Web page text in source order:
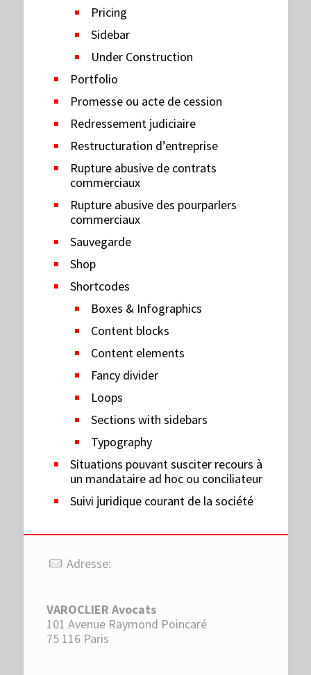
Pricing
Sidebar
Under Construction
Portfolio
Promesse ou acte de cession
Redressement judiciaire
Restructuration d’entreprise
Rupture abusive de contrats
commerciaux
Rupture abusive des pourparlers
commerciaux
Sauvegarde
Shop
Shortcodes
Boxes & Infographics
Content blocks
Content elements
Fancy divider
Loops
Sections with sidebars
Typography
Situations pouvant susciter recours à
un mandataire ad hoc ou conciliateur
Suivi juridique courant de la société
Adresse:
VAROCLIER Avocats
101 Avenue Raymond Poincaré
75 116 Paris